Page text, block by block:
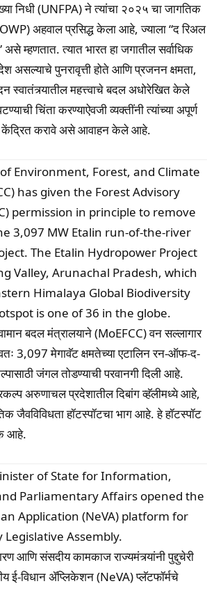
निधी (UNFPA) ने त्यांचा २०२५ चा जागतिक
अहवाल प्रसिद्ध केला आहे, ज्याला “द रिअल
असे म्हणतात. त्यात भारत हा जगातील सर्वाधिक
असल्याचे पुनरावृत्ती होते आणि प्रजनन क्षमता,
स्वातंत्र्यातील महत्त्वाचे बदल अधोरेखित केले
चिंता करण्याऐवजी व्यक्तींनी त्यांच्या अपूर्ण
केंद्रित करावे असे आवाहन केले आहे.
Environment, Forest, and Climate
has given the Forest Advisory
permission in principle to remove
3,097 MW Etalin run-of-the-river
The Etalin Hydropower Project
Valley, Arunachal Pradesh, which
Himalaya Global Biodiversity
is one of 36 in the globe.
बदल मंत्रालयाने (MoEFCC) वन सल्लागार
3,097 मेगावॅट क्षमतेच्या एटालिन रन-ऑफ-द-
जंगल तोडण्याची परवानगी दिली आहे.
अरुणाचल प्रदेशातील दिबांग व्हॅलीमध्ये आहे,
जैवविविधता हॉटस्पॉटचा भाग आहे. हे हॉटस्पॉट
आहे.
of State for Information,
Parliamentary Affairs opened the
Application (NeVA) platform for
Assembly.
आणि संसदीय कामकाज राज्यमंत्र्यांनी पुद्दुचेरी
ई-विधान ॲप्लिकेशन (NeVA) प्लॅटफॉर्मचे